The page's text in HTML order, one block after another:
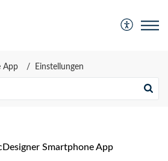
App Einstellungen
Smartphone App